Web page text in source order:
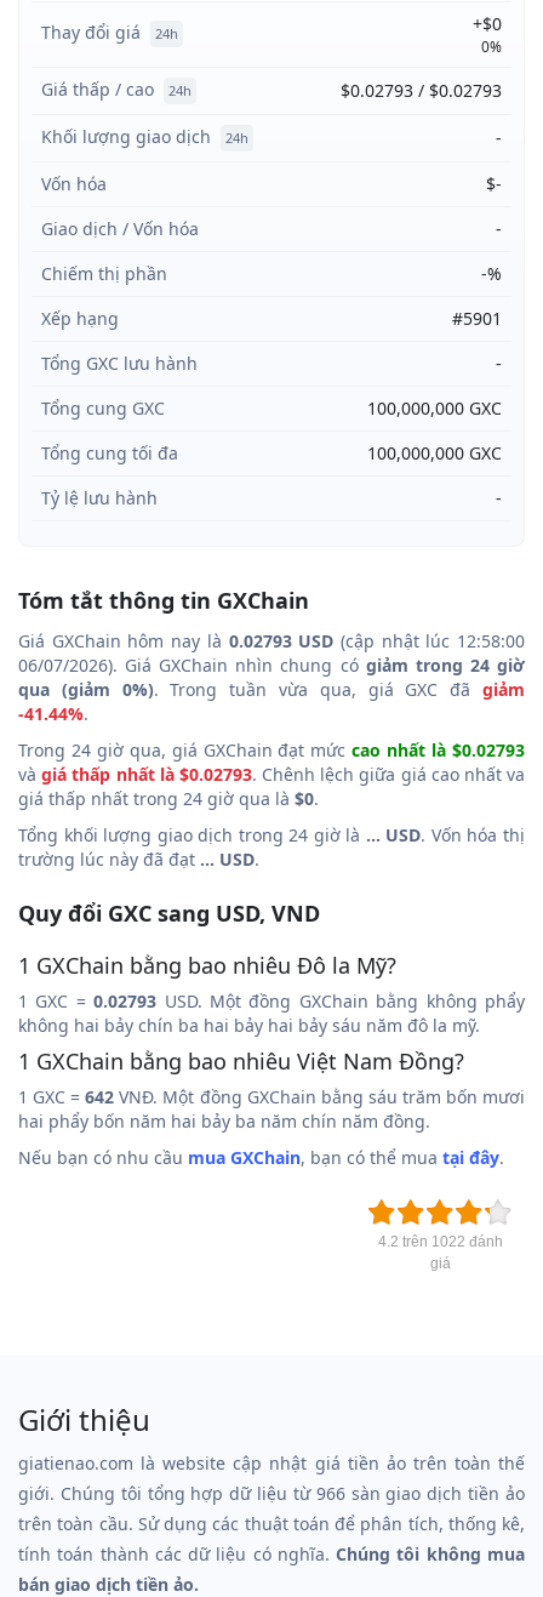
Thay đổi giá 24h +$0
0%
Giá thấp / cao 24h
$0.02793 / $0.02793
Khối lượng giao dịch
24h
-
Vốn hóa
$-
Giao dịch / Vốn hóa
-
Chiếm thị phần
-%
Xếp hạng
#5901
Tổng GXC lưu hành
-
Tổng cung GXC
100,000,000 GXC
Tổng cung tối đa
100,000,000 GXC
Tỷ lệ lưu hành
-
Tóm tắt thông tin GXChain
Giá GXChain hôm nay là 0.02793 USD (cập nhật lúc 12:58:00
06/07/2026). Giá GXChain nhìn chung có giảm trong 24 giờ
qua (giảm 0%). Trong tuần vừa qua, giá GXC đãgiảm
-41.44%.
Trong 24 giờ qua, giá GXChain đạt mứccao nhất là $0.02793
vàgiá thấp nhất là $0.02793. Chênh lệch giữa giá cao nhất va
giá thấp nhất trong 24 giờ qua là $0.
Tổng khối lượng giao dịch trong 24 giờ là ... USD. Vốn hóa thị
trường lúc này đã đạt ... USD.
Quy đổi GXC sang USD, VND
1 GXChain bằng bao nhiêu Đô la Mỹ?
1 GXC =0.02793 USD. Một đồng GXChain bằng không phẩy
không hai bảy chín ba hai bảy hai bảy sáu năm đô la mỹ.
1 GXChain bằng bao nhiêu Việt Nam Đồng?
1 GXC =642 VNĐ. Một đồng GXChain bằng sáu trăm bốn mươi
hai phẩy bốn năm hai bảy ba năm chín năm đồng.
Nếu bạn có nhu cầu mua GXChain, bạn có thể mua tại đây.
4.2 trên 1022 đánh
giá
Giới thiệu
giatienao.com là website cập nhật giá tiền ảo trên toàn thế
giới. Chúng tôi tổng hợp dữ liệu từ 966 sàn giao dịch tiền ảo
trên toàn cầu. Sử dụng các thuật toán để phân tích, thống kê,
tính toán thành các dữ liệu có nghĩa.Chúng tôi không mua
bán giao dịch tiền ảo.